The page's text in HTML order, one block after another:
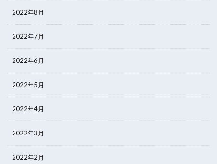
2022年8月
2022年7月
2022年6月
2022年5月
2022年4月
2022年3月
2022年2月